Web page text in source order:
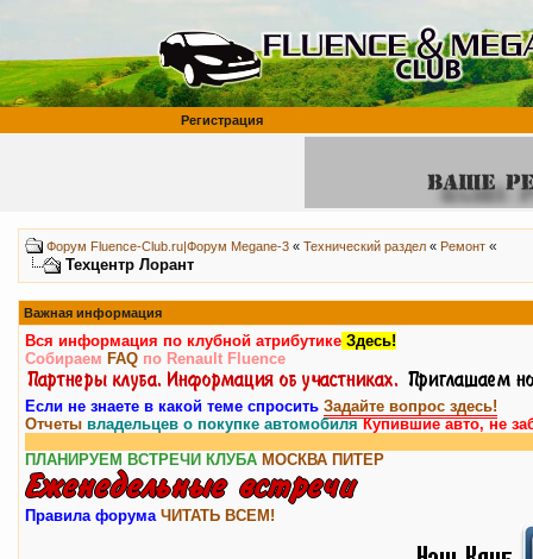
Регистрация
Форум Fluence-Club.ru|Форум Megane-3 « Технический раздел « Ремонт «
Техцентр Лорант
Важная информация
Вся информация по клубной атрибутике Здесь!
Собираем FAQ по Renault Fluence
Если не знаете в какой теме спросить Задайте вопрос здесь!
Отчеты владельцев о покупке автомобиляКупившие авто, не
ПЛАНИРУЕМ ВСТРЕЧИ КЛУБА МОСКВА ПИТЕР
Правила форума ЧИТАТЬ ВСЕМ!